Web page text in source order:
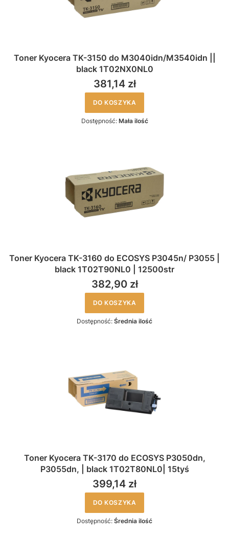
Toner Kyocera TK-3150 do M3040idn/M3540idn ||
black 1T02NX0NL0
381,14 zł
DO KOSZYKA
Dostępność: Mała ilość
Toner Kyocera TK-3160 do ECOSYS P3045n/ P3055 |
black 1T02T90NL0 | 12500str
382,90 zł
DO KOSZYKA
Dostępność: Średnia ilość
Toner Kyocera TK-3170 do ECOSYS P3050dn,
P3055dn, | black 1T02T80NL0| 15tyś
399,14 zł
DO KOSZYKA
Dostępność: Średnia ilość